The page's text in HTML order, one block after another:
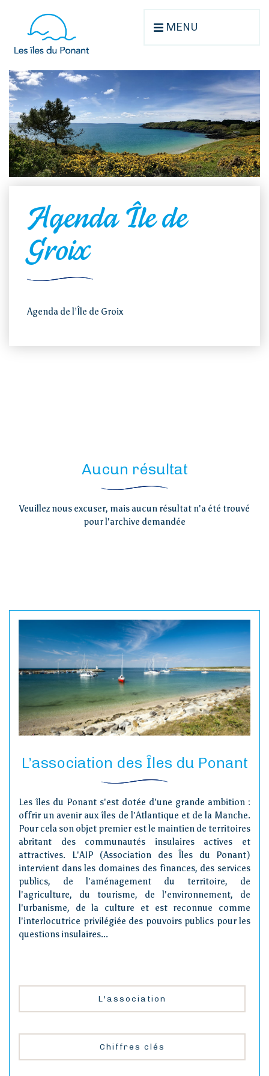
Accueil
Loi îles
métropolitaines
Vivre
Actions de l’AIP
Presse
Contact
MENU
Agenda Île de
Groix
Agenda de l’Île de Groix
Aucun résultat
Veuillez nous excuser, mais aucun résultat n'a été trouvé
pour l'archive demandée
L’association des Îles du Ponant
Les îles du Ponant s'est dotée d'une grande ambition :
offrir un avenir aux îles de l'Atlantique et de la Manche.
Pour cela son objet premier est le maintien de territoires
abritant des communautés insulaires actives et
attractives. L'AIP (Association des Îles du Ponant)
intervient dans les domaines des finances, des services
publics, de l'aménagement du territoire, de
l'agriculture, du tourisme, de l'environnement, de
l'urbanisme, de la culture et est reconnue comme
l'interlocutrice privilégiée des pouvoirs publics pour les
questions insulaires...
L'association
Chiffres clés